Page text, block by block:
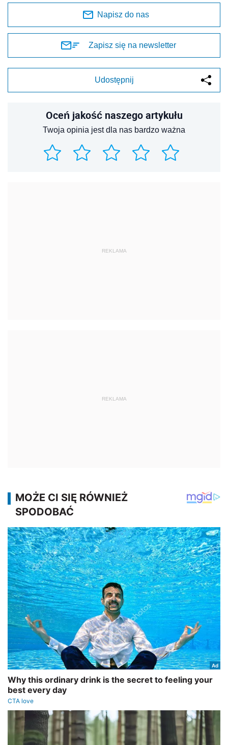
Napisz do nas
Zapisz się na newsletter
Udostępnij
Oceń jakość naszego artykułu
Twoja opinia jest dla nas bardzo ważna
REKLAMA
REKLAMA